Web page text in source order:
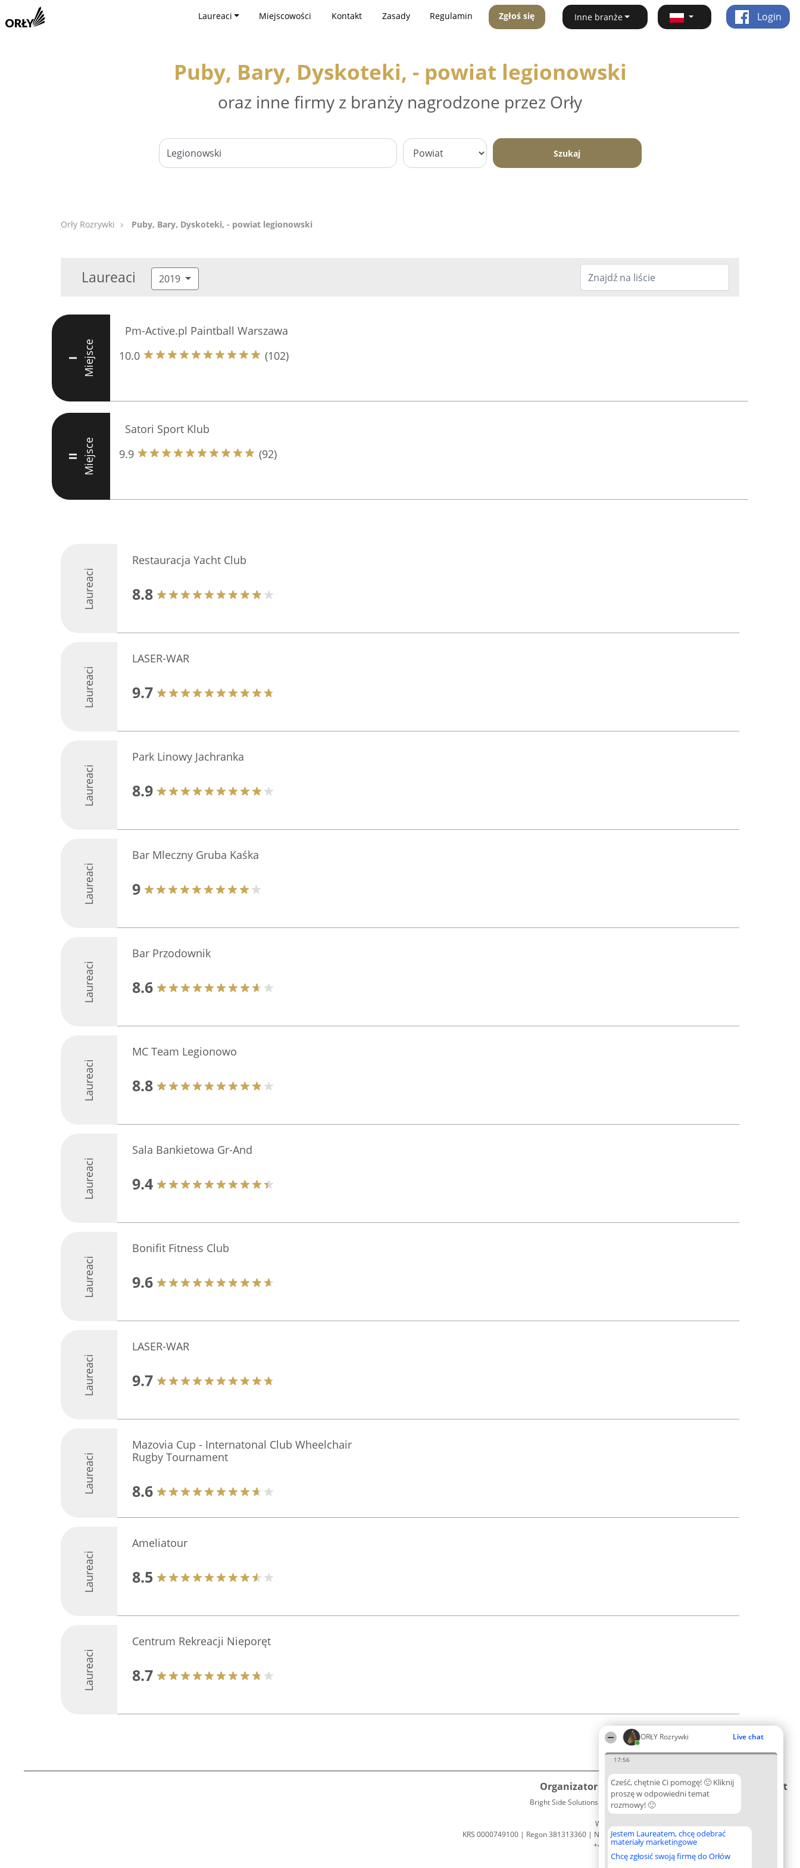
ORŁY Rozrywki Live chat
17:56
Cześć, chętnie Ci pomogę! 🙂 Kliknij
proszę w odpowiedni temat
rozmowy! 🙂
Jestem Laureatem, chcę odebrać
materiały marketingowe
Chcę zgłosić swoją firmę do Orłów
Laureaci Miejscowości Kontakt Zasady Regulamin Zgłoś się Inne branże Login
Puby, Bary, Dyskoteki, - powiat legionowski
oraz inne firmy z branży nagrodzone przez Orły
Szukaj
Orły Rozrywki Puby, Bary, Dyskoteki, - powiat legionowski
Laureaci 2019
I Miejsce
Pm-Active.pl Paintball Warszawa
10.0
(102)
II Miejsce
Satori Sport Klub
9.9
(92)
Laureaci
Restauracja Yacht Club
8.8
Laureaci
LASER-WAR
9.7
Laureaci
Park Linowy Jachranka
8.9
Laureaci
Bar Mleczny Gruba Kaśka
9
Laureaci
Bar Przodownik
8.6
Laureaci
MC Team Legionowo
8.8
Laureaci
Sala Bankietowa Gr-And
9.4
Laureaci
Bonifit Fitness Club
9.6
Laureaci
LASER-WAR
9.7
Laureaci
Mazovia Cup - Internatonal Club Wheelchair
Rugby Tournament
8.6
Laureaci
Ameliatour
8.5
Laureaci
Centrum Rekreacji Nieporęt
8.7
Organizator plebiscytu
Bright Side Solutions sp. z o. o. sp. k.
ul. Ruska 22
Wrocław 50-079
KRS 0000749100 | Regon 381313360 | NIP 8943132676
+48 508 492 400
Plebiscyt
Lista
Laureatów
Zasady
Regulamin
Kontakt